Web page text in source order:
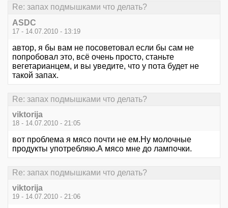
Re: запах подмышками что делать?
ASDC
17 - 14.07.2010 - 13:19
автор, я бы вам не посоветовал если бы сам не
попробовал это, всё очень просто, станьте
вегетарианцем, и вы уведите, что у пота будет не
такой запах.
Re: запах подмышками что делать?
viktorija
18 - 14.07.2010 - 21:05
вот проблема я мясо почти не ем.Ну молочные
продукты употребляю.А мясо мне до лампочки.
Re: запах подмышками что делать?
viktorija
19 - 14.07.2010 - 21:06